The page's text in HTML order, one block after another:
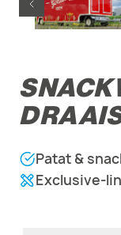
Patat &
Exclusive-